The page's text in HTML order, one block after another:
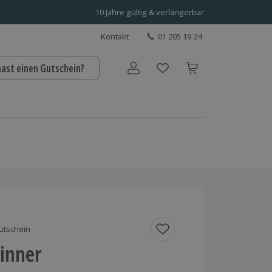
10 Jahre gültig & verlängerbar
Kontakt 01 205 19 24
einen Gutschein? Benutzerkonto